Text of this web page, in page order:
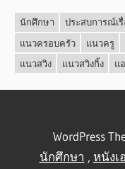
นักศึกษา ประสบการณ์เรื่
แนวครอบครัว
แนวครู
แนวสวิง
แนวสวิงกิ้ง แ
WordPress
นักศึกษา , หนังเ